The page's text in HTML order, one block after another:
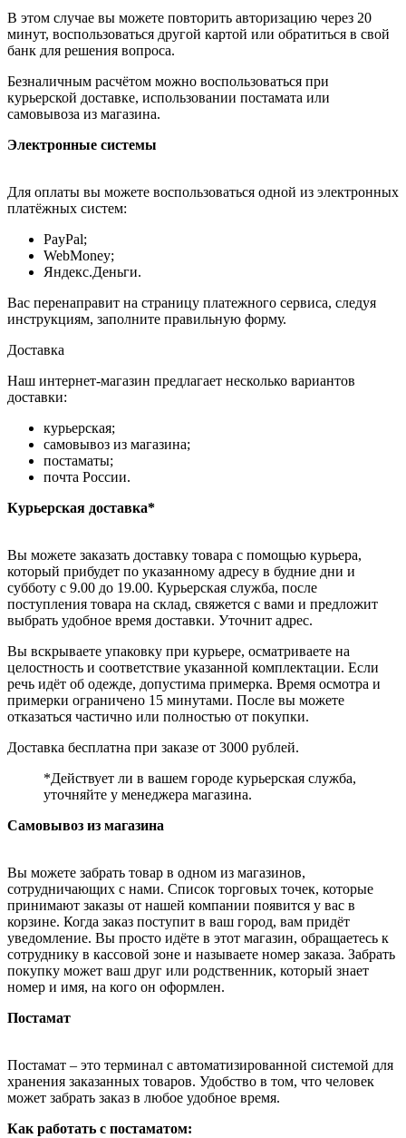
В этом случае вы можете повторить авторизацию через 20
минут, воспользоваться другой картой или обратиться в свой
банк для решения вопроса.
Безналичным расчётом можно воспользоваться при
курьерской доставке, использовании постамата или
самовывоза из магазина.
Электронные системы
Для оплаты вы можете воспользоваться одной из электронных
платёжных систем:
PayPal;
WebMoney;
Яндекс.Деньги.
Вас перенаправит на страницу платежного сервиса, следуя
инструкциям, заполните правильную форму.
Доставка
Наш интернет-магазин предлагает несколько вариантов
доставки:
курьерская;
самовывоз из магазина;
постаматы;
почта России.
Курьерская доставка*
Вы можете заказать доставку товара с помощью курьера,
который прибудет по указанному адресу в будние дни и
субботу с 9.00 до 19.00. Курьерская служба, после
поступления товара на склад, свяжется с вами и предложит
выбрать удобное время доставки. Уточнит адрес.
Вы вскрываете упаковку при курьере, осматриваете на
целостность и соответствие указанной комплектации. Если
речь идёт об одежде, допустима примерка. Время осмотра и
примерки ограничено 15 минутами. После вы можете
отказаться частично или полностью от покупки.
Доставка бесплатна при заказе от 3000 рублей.
*Действует ли в вашем городе курьерская служба,
уточняйте у менеджера магазина.
Самовывоз из магазина
Вы можете забрать товар в одном из магазинов,
сотрудничающих с нами. Список торговых точек, которые
принимают заказы от нашей компании появится у вас в
корзине. Когда заказ поступит в ваш город, вам придёт
уведомление. Вы просто идёте в этот магазин, обращаетесь к
сотруднику в кассовой зоне и называете номер заказа. Забрать
покупку может ваш друг или родственник, который знает
номер и имя, на кого он оформлен.
Постамат
Постамат – это терминал с автоматизированной системой для
хранения заказанных товаров. Удобство в том, что человек
может забрать заказ в любое удобное время.
Как работать с постаматом: